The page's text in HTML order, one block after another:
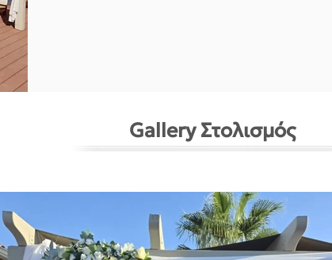
Gallery Στολισμός